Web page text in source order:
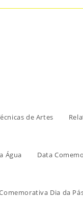
de Artes
Água Data
Dia da